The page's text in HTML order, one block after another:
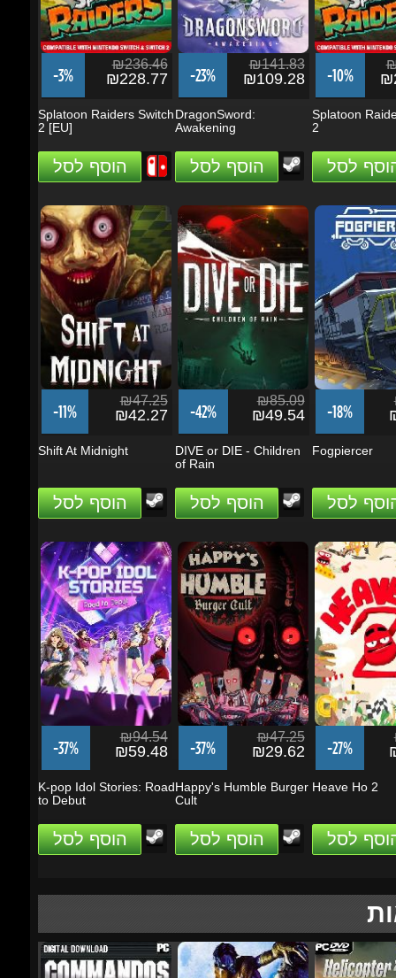
Splatoon Raiders Switch
2 [EU]
הוסף לסל
DragonSword:
Awakening
הוסף לסל
Splatoon
2
הוסף לסל
-11%
₪47.25
₪42.27
Shift At Midnight
הוסף לסל
-42%
₪85.09
₪49.54
DIVE or DIE - Children
of Rain
הוסף לסל
-18%
Fogpiercer
הוסף לסל
-37%
₪94.54
₪59.48
K-pop Idol Stories: Road
to Debut
הוסף לסל
-37%
₪47.25
₪29.62
Happy's Humble Burger
Cult
הוסף לסל
-27%
Heave Ho 2